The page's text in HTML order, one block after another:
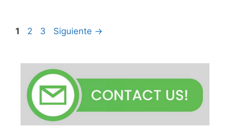
Página
1 Página
2 Página
3 Siguiente →